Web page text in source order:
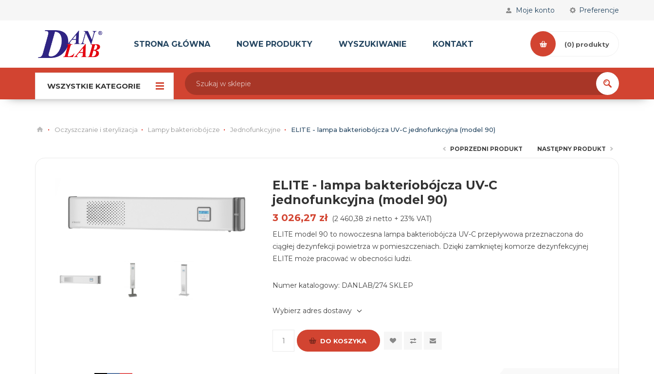
Preferencje
Moje konto
STRONA GŁÓWNA NOWE PRODUKTY WYSZUKIWANIE KONTAKT (0) produkty
WSZYSTKIE KATEGORIE
Oczyszczanie i sterylizacja Lampy bakteriobójcze Jednofunkcyjne ELITE - lampa bakteriobójcza UV-C jednofunkcyjna (model 90)
POPRZEDNI PRODUKT NASTĘPNY PRODUKT
ELITE - lampa bakteriobójcza UV-C
jednofunkcyjna (model 90)
3 026,27 zł (2 460,38 zł netto + 23% VAT)
ELITE model 90 to nowoczesna lampa bakteriobójcza UV-C przepływowa przeznaczona do
ciągłej dezynfekcji powietrza w pomieszczeniach. Dzięki zamkniętej komorze dezynfekcyjnej
ELITE może pracować w obecności ludzi.
Numer katalogowy: DANLAB/274 SKLEP
Wybierz adres dostawy
DO KOSZYKA